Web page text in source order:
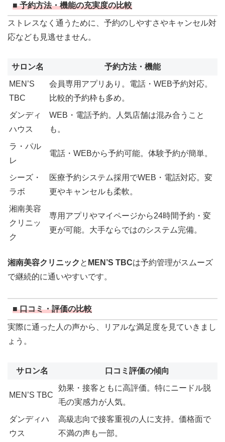
■ 予約方法・機能の充実度の比較
ストレスなく通うために、予約のしやすさやキャンセル対
応なども見逃せません。
サロン名
予約方法・機能
MEN’S
TBC
会員専用アプリあり。電話・WEB予約対応。
比較的予約枠も多め。
ダンディ
ハウス
WEB・電話予約。人気店舗は混み合うこと
も。
ラ・パル
レ
電話・WEBから予約可能。体験予約が簡単。
シーズ・
ラボ
医療予約システム採用でWEB・電話対応。変
更やキャンセルも柔軟。
湘南美容
クリニッ
ク
専用アプリやマイページから24時間予約・変
更が可能。大手ならではのシステム完備。
湘南美容クリニック と MEN’S TBCは予約管理がスムーズ
で継続的に通いやすいです。
■ 口コミ・評価の比較
実際に通った人の声から、リアルな満足度を見ていきまし
ょう。
サロン名 口コミ評価の傾向
MEN’S TBC
効果・接客ともに高評価。特にニードル脱
毛の実感力が人気。
ダンディハ
ウス
高級志向で接客重視の人に支持。価格面で
不満の声も一部。